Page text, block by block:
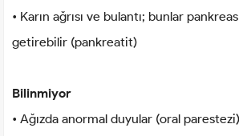
• Karın ağrısı ve bulantı; bunlar
getirebilir (pankreatit)
Bilinmiyor
• Ağızda anormal duyular (oral parestezi)